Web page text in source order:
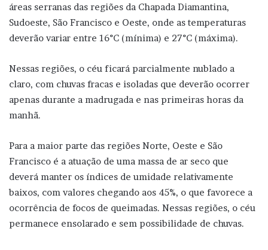
áreas serranas das regiões da Chapada Diamantina,
Sudoeste, São Francisco e Oeste, onde as temperaturas
deverão variar entre 16°C (mínima) e 27°C (máxima).
Nessas regiões, o céu ficará parcialmente nublado a
claro, com chuvas fracas e isoladas que deverão ocorrer
apenas durante a madrugada e nas primeiras horas da
manhã.
Para a maior parte das regiões Norte, Oeste e São
Francisco é a atuação de uma massa de ar seco que
deverá manter os índices de umidade relativamente
baixos, com valores chegando aos 45%, o que favorece a
ocorrência de focos de queimadas. Nessas regiões, o céu
permanece ensolarado e sem possibilidade de chuvas.